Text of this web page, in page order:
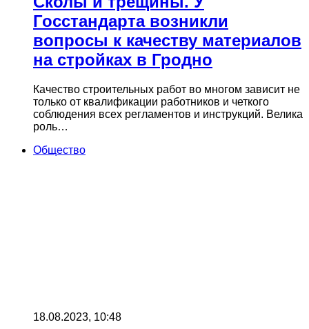
Госстандарта возникли
вопросы к качеству материалов
на стройках в Гродно
Качество строительных работ во многом зависит не
только от квалификации работников и четкого
соблюдения всех регламентов и инструкций. Велика
роль…
Общество
18.08.2023, 10:48